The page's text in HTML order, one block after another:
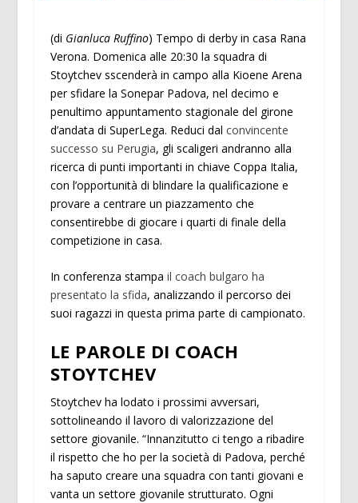
(di Gianluca Ruffino) Tempo di derby in casa Rana
Verona. Domenica alle 20:30 la squadra di
Stoytchev sscenderà in campo alla Kioene Arena
per sfidare la Sonepar Padova, nel decimo e
penultimo appuntamento stagionale del girone
d’andata di SuperLega. Reduci dal convincente
successo su Perugia, gli scaligeri andranno alla
ricerca di punti importanti in chiave Coppa Italia,
con l’opportunità di blindare la qualificazione e
provare a centrare un piazzamento che
consentirebbe di giocare i quarti di finale della
competizione in casa.
In conferenza stampa il coach bulgaro ha
presentato la sfida, analizzando il percorso dei
suoi ragazzi in questa prima parte di campionato.
LE PAROLE DI COACH
STOYTCHEV
Stoytchev ha lodato i prossimi avversari,
sottolineando il lavoro di valorizzazione del
settore giovanile. “Innanzitutto ci tengo a ribadire
il rispetto che ho per la società di Padova, perché
ha saputo creare una squadra con tanti giovani e
vanta un settore giovanile strutturato. Ogni